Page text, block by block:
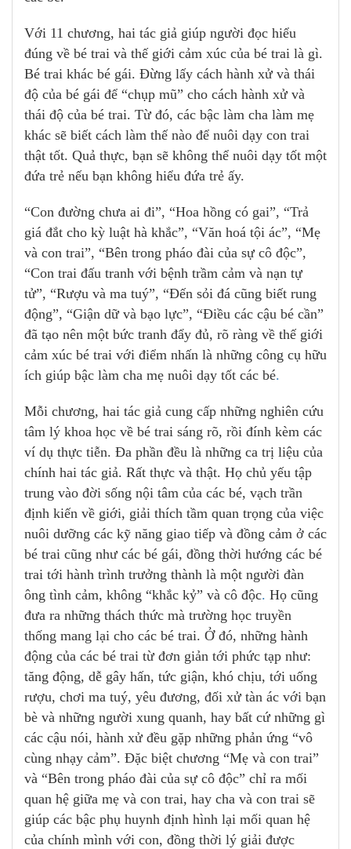
Với 11 chương, hai tác giả giúp người đọc hiểu
đúng về bé trai và thế giới cảm xúc của bé trai là gì.
Bé trai khác bé gái. Đừng lấy cách hành xử và thái
độ của bé gái để “chụp mũ” cho cách hành xử và
thái độ của bé trai. Từ đó, các bậc làm cha làm mẹ
khác sẽ biết cách làm thế nào để nuôi dạy con trai
thật tốt. Quả thực, bạn sẽ không thể nuôi dạy tốt một
đứa trẻ nếu bạn không hiểu đứa trẻ ấy.
“Con đường chưa ai đi”, “Hoa hồng có gai”, “Trả
giá đắt cho kỳ luật hà khắc”, “Văn hoá tội ác”, “Mẹ
và con trai”, “Bên trong pháo đài của sự cô độc”,
“Con trai đấu tranh với bệnh trầm cảm và nạn tự
tử”, “Rượu và ma tuý”, “Đến sỏi đá cũng biết rung
động”, “Giận dữ và bạo lực”, “Điều các cậu bé cần”
đã tạo nên một bức tranh đẩy đủ, rõ ràng về thế giới
cảm xúc bé trai với điểm nhấn là những công cụ hữu
ích giúp bậc làm cha mẹ nuôi dạy tốt các bé.
Mỗi chương, hai tác giả cung cấp những nghiên cứu
tâm lý khoa học về bé trai sáng rõ, rồi đính kèm các
ví dụ thực tiễn. Đa phần đều là những ca trị liệu của
chính hai tác giả. Rất thực và thật. Họ chủ yếu tập
trung vào đời sống nội tâm của các bé, vạch trần
định kiến về giới, giải thích tầm quan trọng của việc
nuôi dưỡng các kỹ năng giao tiếp và đồng cảm ở các
bé trai cũng như các bé gái, đồng thời hướng các bé
trai tới hành trình trưởng thành là một người đàn
ông tình cảm, không “khắc kỷ” và cô độc. Họ cũng
đưa ra những thách thức mà trường học truyền
thống mang lại cho các bé trai. Ở đó, những hành
động của các bé trai từ đơn giản tới phức tạp như:
tăng động, dễ gây hấn, tức giận, khó chịu, tới uống
rượu, chơi ma tuý, yêu đương, đối xử tàn ác với bạn
bè và những người xung quanh, hay bất cứ những gì
các cậu nói, hành xử đều gặp những phản ứng “vô
cùng nhạy cảm”. Đặc biệt chương “Mẹ và con trai”
và “Bên trong pháo đài của sự cô độc” chỉ ra mối
quan hệ giữa mẹ và con trai, hay cha và con trai sẽ
giúp các bậc phụ huynh định hình lại mối quan hệ
của chính mình với con, đồng thời lý giải được